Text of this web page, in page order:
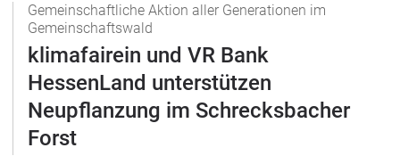
Gemeinschaftliche Aktion aller Generationen im
Gemeinschaftswald
klimafairein und VR Bank
HessenLand unterstützen
Neupflanzung im Schrecksbacher
Forst